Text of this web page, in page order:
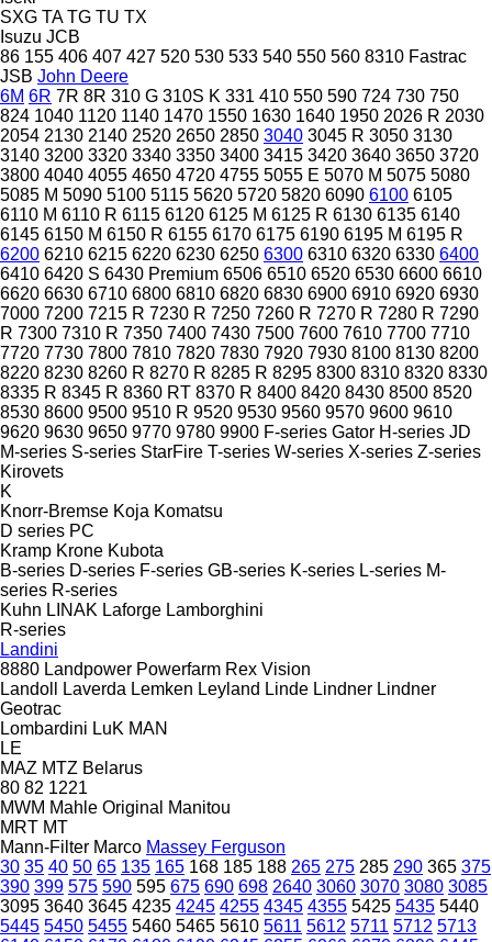
SXG TA TG TU TX
Isuzu JCB
86 155 406 407 427 520 530 533 540 550 560 8310 Fastrac
JSB John Deere
6M 6R 7R 8R 310 G 310S K 331 410 550 590 724 730 750
824 1040 1120 1140 1470 1550 1630 1640 1950 2026 R 2030
2054 2130 2140 2520 2650 2850 3040 3045 R 3050 3130
3140 3200 3320 3340 3350 3400 3415 3420 3640 3650 3720
3800 4040 4055 4650 4720 4755 5055 E 5070 M 5075 5080
5085 M 5090 5100 5115 5620 5720 5820 6090 6100 6105
6110 M 6110 R 6115 6120 6125 M 6125 R 6130 6135 6140
6145 6150 M 6150 R 6155 6170 6175 6190 6195 M 6195 R
6200 6210 6215 6220 6230 6250 6300 6310 6320 6330 6400
6410 6420 S 6430 Premium 6506 6510 6520 6530 6600 6610
6620 6630 6710 6800 6810 6820 6830 6900 6910 6920 6930
7000 7200 7215 R 7230 R 7250 7260 R 7270 R 7280 R 7290
R 7300 7310 R 7350 7400 7430 7500 7600 7610 7700 7710
7720 7730 7800 7810 7820 7830 7920 7930 8100 8130 8200
8220 8230 8260 R 8270 R 8285 R 8295 8300 8310 8320 8330
8335 R 8345 R 8360 RT 8370 R 8400 8420 8430 8500 8520
8530 8600 9500 9510 R 9520 9530 9560 9570 9600 9610
9620 9630 9650 9770 9780 9900 F-series Gator H-series JD
M-series S-series StarFire T-series W-series X-series Z-series
Kirovets
K
Knorr-Bremse Koja Komatsu
D series PC
Kramp Krone Kubota
B-series D-series F-series GB-series K-series L-series M-
series R-series
Kuhn LINAK Laforge Lamborghini
R-series
Landini
8880 Landpower Powerfarm Rex Vision
Landoll
Laverda Lemken Leyland Linde Lindner Lindner
Geotrac
Lombardini LuK MAN
LE
MAZ MTZ Belarus
80 82 1221
MWM Mahle Original
Manitou
MRT MT
Mann-Filter Marco Massey Ferguson
30 35 40 50 65 135 165 168 185 188 265 275 285 290 365 375
390 399 575 590 595 675 690 698 2640 3060 3070 3080 3085
3095 3640 3645 4235 4245 4255 4345 4355 5425 5435 5440
5445 5450 5455 5460 5465 5610 5611 5612 5711 5712 5713